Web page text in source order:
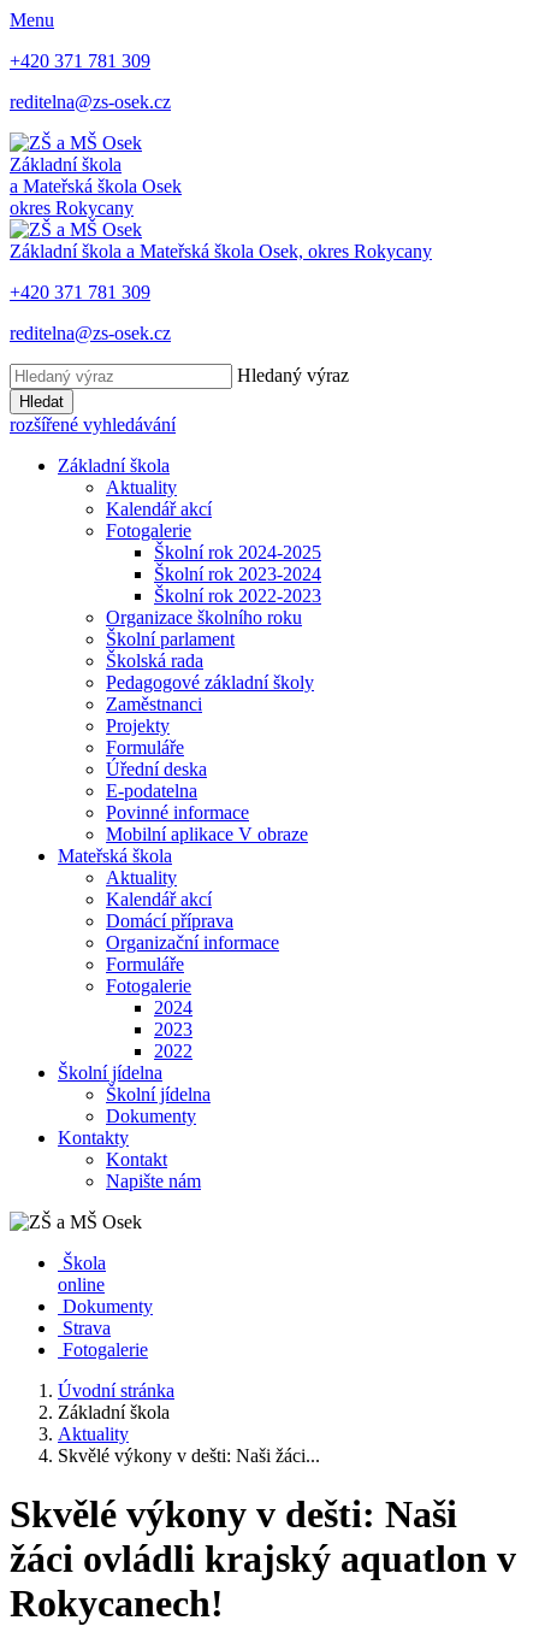
Menu
+420 371 781 309
reditelna@zs-osek.cz
Základní škola
a Mateřská škola Osek
okres Rokycany
Základní škola a Mateřská škola Osek, okres Rokycany
+420 371 781 309
reditelna@zs-osek.cz
Hledaný výraz
Hledat
rozšířené vyhledávání
Základní škola
Aktuality
Kalendář akcí
Fotogalerie
Školní rok 2024-2025
Školní rok 2023-2024
Školní rok 2022-2023
Organizace školního roku
Školní parlament
Školská rada
Pedagogové základní školy
Zaměstnanci
Projekty
Formuláře
Úřední deska
E-podatelna
Povinné informace
Mobilní aplikace V obraze
Mateřská škola
Aktuality
Kalendář akcí
Domácí příprava
Organizační informace
Formuláře
Fotogalerie
2024
2023
2022
Školní jídelna
Školní jídelna
Dokumenty
Kontakty
Kontakt
Napište nám
Škola
online
Dokumenty
Strava
Fotogalerie
Úvodní stránka
Základní škola
Aktuality
Skvělé výkony v dešti: Naši žáci...
Skvělé výkony v dešti: Naši
žáci ovládli krajský aquatlon v
Rokycanech!